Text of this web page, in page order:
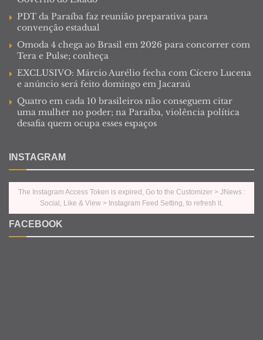
PDT da Paraíba faz reunião preparativa para
convenção estadual
Omoda 4 chega ao Brasil em 2026 para concorrer com
Tera e Pulse; conheça
EXCLUSIVO: Márcio Aurélio fecha com Cícero Lucena
e anúncio será feito domingo em Jacaraú
Quatro em cada 10 brasileiros não conseguem citar
uma mulher no poder; na Paraíba, violência política
desafia quem ocupa esses espaços
INSTAGRAM
The Instagram Access Token is expired, Go to the Customizer > JNews :
Social, Like & View > Instagram Feed Setting, to refresh it.
FACEBOOK